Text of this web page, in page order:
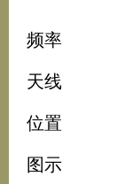
频率
天线
位置
图示